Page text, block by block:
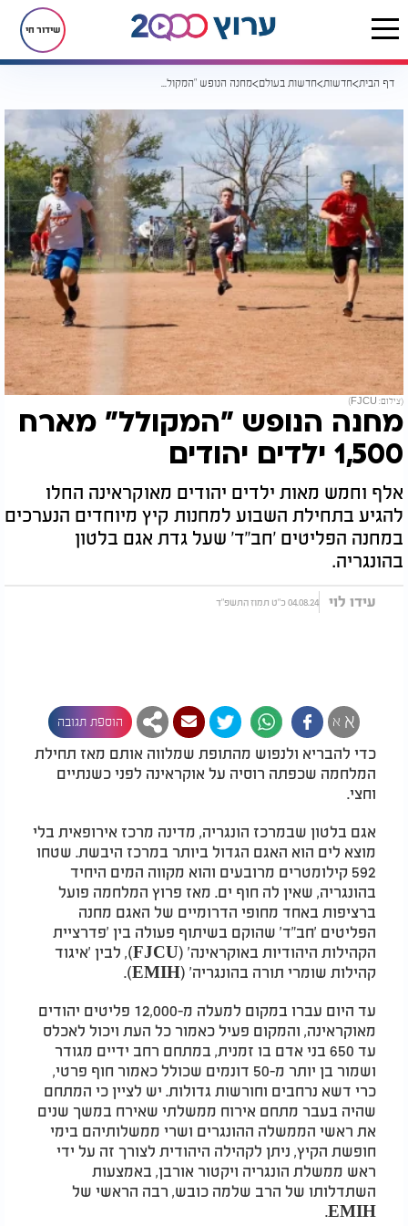
שידור חי
דף הבית חדשות חדשות בעולם מחנה הנופש "המקולל" מארח 1,500 ילדים יהודים
(צילום: FJCU)
מחנה הנופש "המקולל" מארח
1,500 ילדים יהודים
אלף וחמש מאות ילדים יהודים מאוקראינה החלו
להגיע בתחילת השבוע למחנות קיץ מיוחדים הנערכים
במחנה הפליטים 'חב"ד' שעל גדת אגם בלטון
בהונגריה.
עידו לוי 04.08.24 כ"ט תמוז התשפ"ד
א א הוספת תגובה
כדי להבריא ולנפוש מהתופת שמלווה אותם מאז תחילת
המלחמה שכפתה רוסיה על אוקראינה לפני כשנתיים
וחצי.
אגם בלטון שבמרכז הונגריה, מדינה מרכז אירופאית בלי
מוצא לים הוא האגם הגדול ביותר במרכז היבשת. שטחו
592 קילומטרים מרובעים והוא מקווה המים היחיד
בהונגריה, שאין לה חוף ים. מאז פרוץ המלחמה פועל
ברציפות באחד מחופי הדרומיים של האגם מחנה
הפליטים 'חב"ד' שהוקם בשיתוף פעולה בין 'פדרציית
הקהילות היהודיות באוקראינה' (FJCU), לבין 'איגוד
קהילות שומרי תורה בהונגריה' (EMIH).
עד היום עברו במקום למעלה מ-12,000 פליטים יהודים
מאוקראינה, והמקום פעיל כאמור כל העת ויכול לאכלס
עד 650 בני אדם בו זמנית, במתחם רחב ידיים מגודר
ושמור בן יותר מ-50 דונמים שכולל כאמור חוף פרטי,
כרי דשא נרחבים וחורשות גדולות. יש לציין כי המתחם
שהיה בעבר מתחם אירוח ממשלתי שאירח במשך שנים
את ראשי הממשלה ההונגרים ושרי ממשלותיהם בימי
חופשת הקיץ, ניתן לקהילה היהודית לצורך זה על ידי
ראש ממשלת הונגריה ויקטור אורבן, באמצעות
השתדלותו של הרב שלמה כובש, רבה הראשי של
EMIH.